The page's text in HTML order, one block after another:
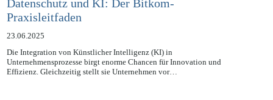
Datenschutz und KI: Der Bitkom-
Praxisleitfaden
23.06.2025
Die Integration von Künstlicher Intelligenz (KI) in
Unternehmensprozesse birgt enorme Chancen für Innovation und